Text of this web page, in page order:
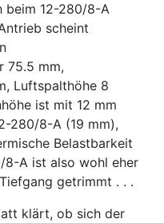
beim 12-280/8-A
scheint
75.5 mm,
Luftspalthöhe 8
ist mit 12 mm
280/8-A (19 mm),
Belastbarkeit
8-A ist also wohl eher
getrimmt . . .
klärt, ob sich der